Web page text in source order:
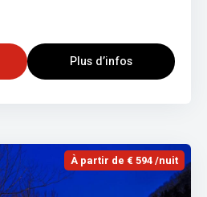
Plus d’infos
À partir de € 594 /nuit